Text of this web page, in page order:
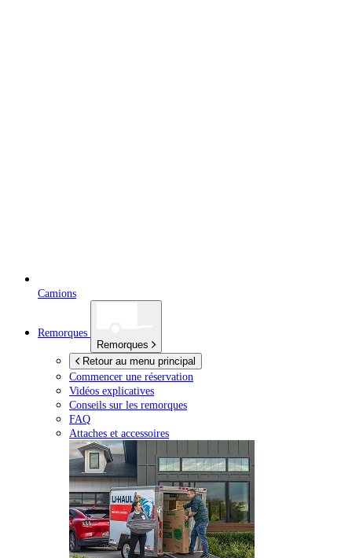
Camions
Remorques
Remorques
Retour au menu principal
Commencer une réservation
Vidéos explicatives
Conseils sur les remorques
FAQ
Attaches et accessoires